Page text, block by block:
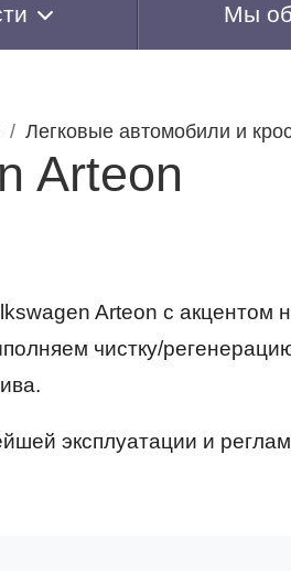
Мы
Легковые автомобили и
Arteon
Arteon с
чистку/
эксплуатации и